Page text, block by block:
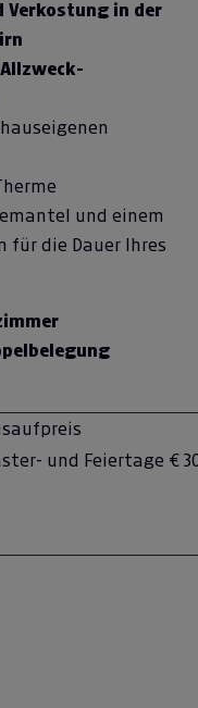
Verkostung in der
Allzweck-
und einem
für die Dauer Ihres
und Feiertage €